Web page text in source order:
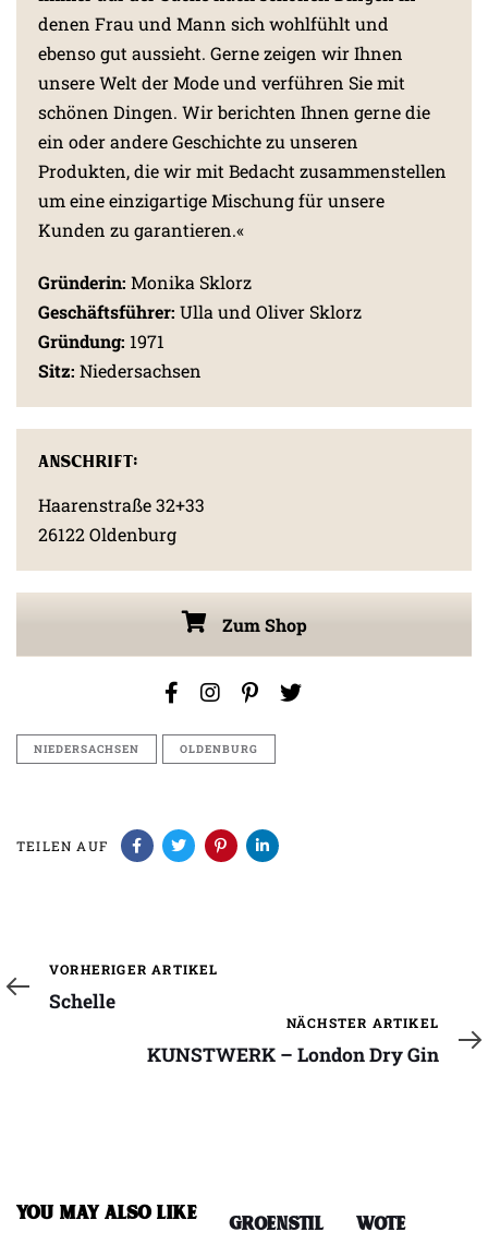
denen Frau und Mann sich wohlfühlt und
ebenso gut aussieht. Gerne zeigen wir Ihnen
unsere Welt der Mode und verführen Sie mit
schönen Dingen. Wir berichten Ihnen gerne die
ein oder andere Geschichte zu unseren
Produkten, die wir mit Bedacht zusammenstellen
um eine einzigartige Mischung für unsere
Kunden zu garantieren.«
Gründerin: Monika Sklorz
Geschäftsführer: Ulla und Oliver Sklorz
Gründung: 1971
Sitz: Niedersachsen
Anschrift:
Haarenstraße 32+33
26122 Oldenburg
Zum Shop
NIEDERSACHSEN OLDENBURG
TEILEN AUF
Vorheriger
Artikel
VORHERIGER ARTIKEL
Schelle
Artikel
NÄCHSTER ARTIKEL
KUNSTWERK – London Dry Gin
YOU MAY ALSO LIKE groenstil WOTE